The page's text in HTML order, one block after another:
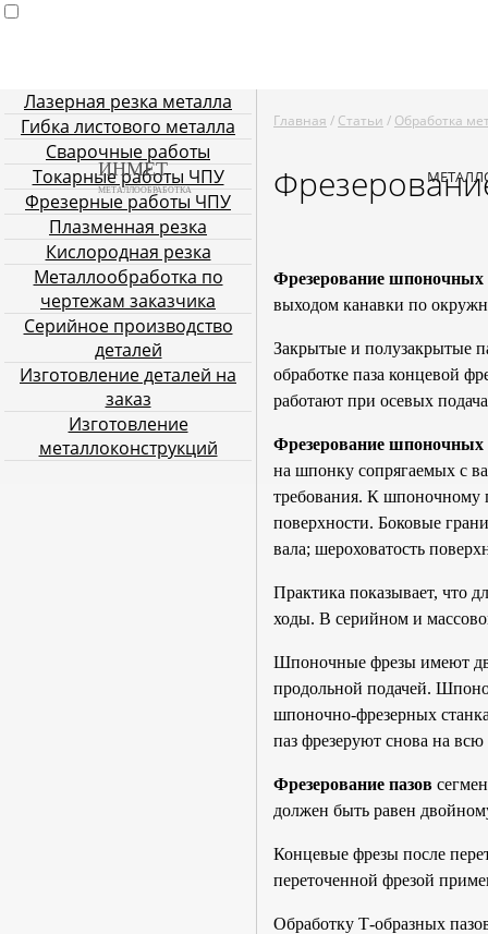
ГлавнаяУслуги металлообработки
Плазменная резка
ИНМЕТ
МЕТАЛЛООБРАБОТКА
Лазерная резка металла
Гибка листового металла
Сварочные работы
Токарные работы ЧПУ
Фрезерные работы ЧПУ
Плазменная резка
Кислородная резка
Металлообработка по
чертежам заказчика
Серийное производство
деталей
Изготовление деталей на
заказ
Изготовление
металлоконструкций
Главная / Статьи / Обработка
Фрезерование шпоночных
выходом канавки по
Закрытые и полузакрытые
обработке паза концевой
работают при осевых
Фрезерование шпоночных
на шпонку сопрягаемых с
требования. К шпоночному
поверхности. Боковые
вала; шероховатость
Практика показывает, что
ходы. В серийном и
Шпоночные фрезы имеют
продольной подачей.
шпоночно-фрезерных
паз фрезеруют снова на
Фрезерование пазов
должен быть равен
Концевые фрезы после
переточенной фрезой
Обработку Т-образных